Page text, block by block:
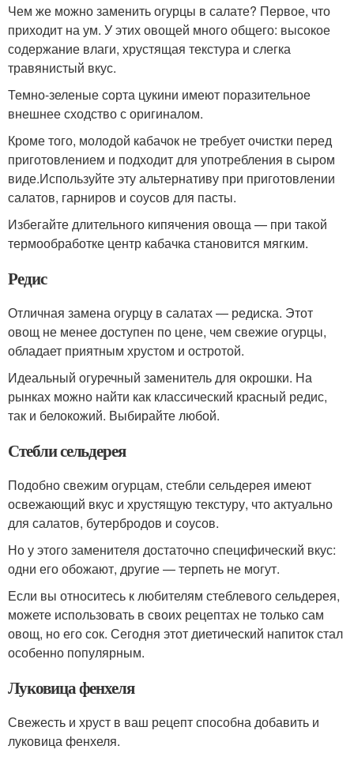
Чем же можно заменить огурцы в салате? Первое, что
приходит на ум. У этих овощей много общего: высокое
содержание влаги, хрустящая текстура и слегка
травянистый вкус.
Темно-зеленые сорта цукини имеют поразительное
внешнее сходство с оригиналом.
Кроме того, молодой кабачок не требует очистки перед
приготовлением и подходит для употребления в сыром
виде.Используйте эту альтернативу при приготовлении
салатов, гарниров и соусов для пасты.
Избегайте длительного кипячения овоща — при такой
термообработке центр кабачка становится мягким.
Редис
Отличная замена огурцу в салатах — редиска. Этот
овощ не менее доступен по цене, чем свежие огурцы,
обладает приятным хрустом и остротой.
Идеальный огуречный заменитель для окрошки. На
рынках можно найти как классический красный редис,
так и белокожий. Выбирайте любой.
Стебли сельдерея
Подобно свежим огурцам, стебли сельдерея имеют
освежающий вкус и хрустящую текстуру, что актуально
для салатов, бутербродов и соусов.
Но у этого заменителя достаточно специфический вкус:
одни его обожают, другие — терпеть не могут.
Если вы относитесь к любителям стеблевого сельдерея,
можете использовать в своих рецептах не только сам
овощ, но его сок. Сегодня этот диетический напиток стал
особенно популярным.
Луковица фенхеля
Свежесть и хруст в ваш рецепт способна добавить и
луковица фенхеля.